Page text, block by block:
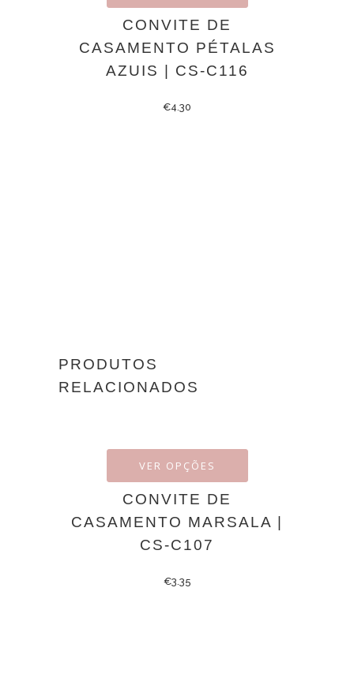
CONVITE DE
CASAMENTO PÉTALAS
AZUIS | CS-C116
€4.30
PRODUTOS
RELACIONADOS
VER OPÇÕES
CONVITE DE
CASAMENTO MARSALA |
CS-C107
€3.35